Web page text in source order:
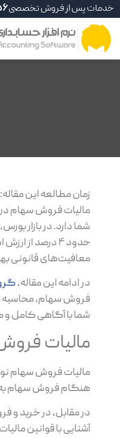
خدمات پس از فروش تخصصی
زمان مطالعه این مقاله:
حدود ۴ درصد
معافیت‌های قانونی
در ادامه این مقاله،
فروش سهام، محاسبه
شما با آگاهی کامل و
مالیات
مالیات فروش سهام
هنگام فروش سهام
در مقابل، در خرید و
آشنایی با قوانین